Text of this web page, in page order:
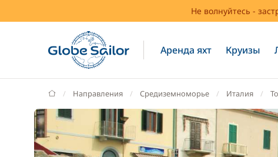
Не волнуйтесь -
Аренда яхт Круизы
GlobeSailor
Направления Средиземноморье Италия